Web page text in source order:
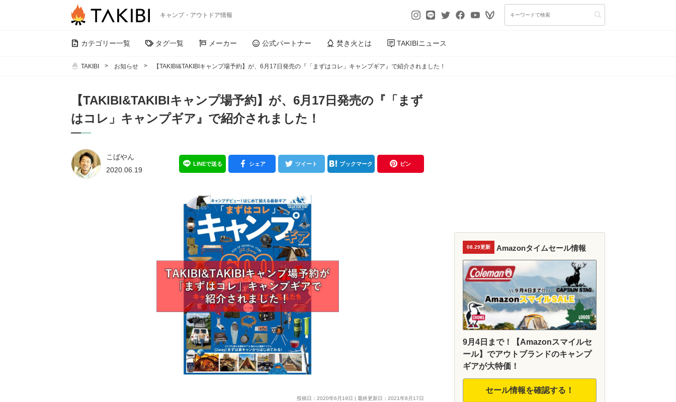
キャンプ・アウトドア情報
カテゴリー一覧 タグ一覧 メーカー 公式パートナー 焚き火とは TAKIBIニュース
TAKIBI お知らせ 【TAKIBI&TAKIBIキャンプ場予約】が、6月17日発売の『「まずはコレ」キャンプギア』で紹介されました！
【TAKIBI&TAKIBIキャンプ場予約】が、6月17日発売の『「まず
はコレ」キャンプギア』で紹介されました！
こばやん
2020.06.19
LINEで送る シェア ツイート ブックマーク ピン
投稿日：2020年6月19日 | 最終更新日：2021年8月17日
08.29更新 Amazonタイムセール情報
9月4日まで！【Amazonスマイルセ
ール】でアウトブランドのキャンプ
ギアが大特価！
セール情報を確認する！